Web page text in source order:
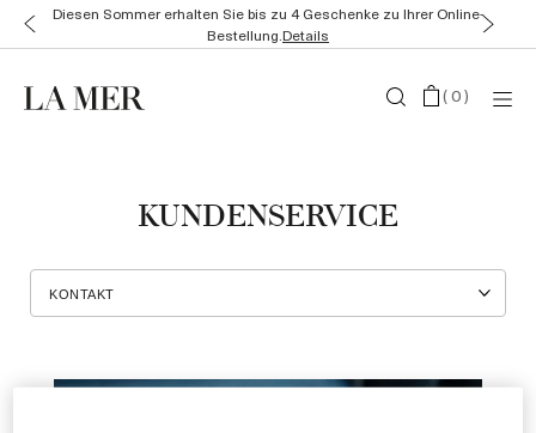
Diesen Sommer erhalten Sie bis zu 4 Geschenke zu Ihrer Online-
Bestellung.Details
(0)
KUNDENSERVICE